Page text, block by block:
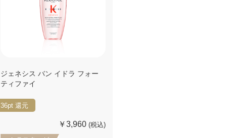
ジェネシス バン イドラ フォー
ティファイ
36pt 還元
￥3,960 (税込)